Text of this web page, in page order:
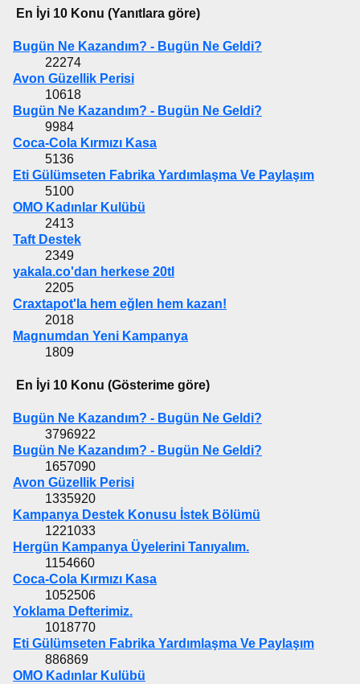
En İyi 10 Konu (Yanıtlara göre)
Bugün Ne Kazandım? - Bugün Ne Geldi?
22274
Avon Güzellik Perisi
10618
Bugün Ne Kazandım? - Bugün Ne Geldi?
9984
Coca-Cola Kırmızı Kasa
5136
Eti Gülümseten Fabrika Yardımlaşma Ve Paylaşım
5100
OMO Kadınlar Kulübü
2413
Taft Destek
2349
yakala.co'dan herkese 20tl
2205
Craxtapot'la hem eğlen hem kazan!
2018
Magnumdan Yeni Kampanya
1809
En İyi 10 Konu (Gösterime göre)
Bugün Ne Kazandım? - Bugün Ne Geldi?
3796922
Bugün Ne Kazandım? - Bugün Ne Geldi?
1657090
Avon Güzellik Perisi
1335920
Kampanya Destek Konusu İstek Bölümü
1221033
Hergün Kampanya Üyelerini Tanıyalım.
1154660
Coca-Cola Kırmızı Kasa
1052506
Yoklama Defterimiz.
1018770
Eti Gülümseten Fabrika Yardımlaşma Ve Paylaşım
886869
OMO Kadınlar Kulübü